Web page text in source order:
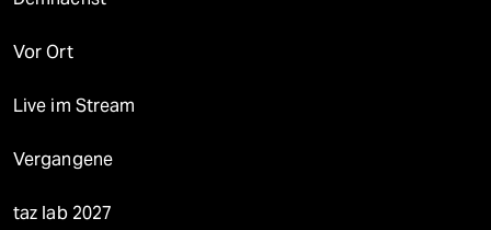
Vor Ort
Live im Stream
Vergangene
taz lab 2027